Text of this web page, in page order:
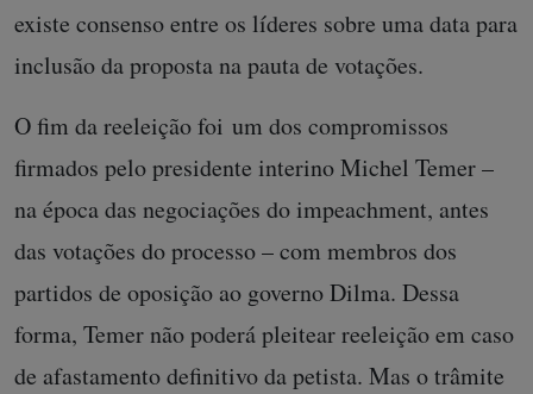
existe consenso entre os líderes sobre uma data para
inclusão da proposta na pauta de votações.
O fim da reeleição foi um dos compromissos
firmados pelo presidente interino Michel Temer –
na época das negociações do impeachment, antes
das votações do processo – com membros dos
partidos de oposição ao governo Dilma. Dessa
forma, Temer não poderá pleitear reeleição em caso
de afastamento definitivo da petista. Mas o trâmite